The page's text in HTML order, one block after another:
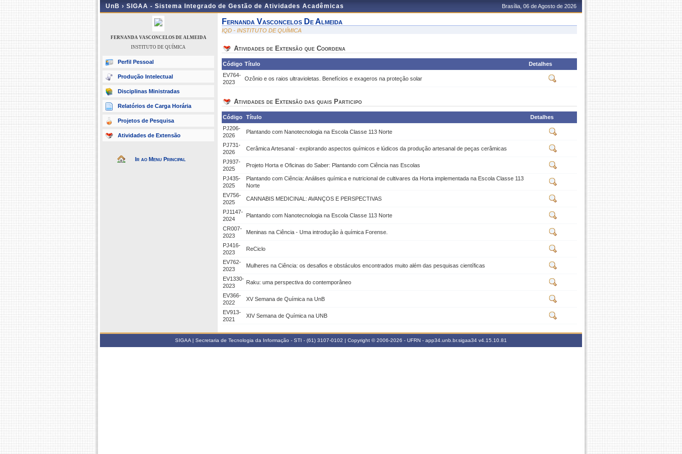
UnB › SIGAA - Sistema Integrado de Gestão de Atividades Acadêmicas Brasília, 06 de Agosto de 2026
FERNANDA VASCONCELOS DE ALMEIDA
INSTITUTO DE QUÍMICA
Perfil Pessoal
Produção Intelectual
Disciplinas Ministradas
Relatórios de Carga Horária
Projetos de Pesquisa
Atividades de Extensão
Ir ao Menu Principal
Fernanda Vasconcelos De Almeida
IQD - INSTITUTO DE QUÍMICA
Atividades de Extensão que Coordena
Código Título
Detalhes
EV764-
2023
Ozônio e os raios ultravioletas. Benefícios e exageros na proteção solar
Atividades de Extensão das quais Participo
Código Título
Detalhes
PJ206-
2026
Plantando com Nanotecnologia na Escola Classe 113 Norte
PJ731-
2026
Cerâmica Artesanal - explorando aspectos químicos e lúdicos da produção artesanal de peças cerâmicas
PJ937-
2025
Projeto Horta e Oficinas do Saber: Plantando com Ciência nas Escolas
PJ435-
2025
Plantando com Ciência: Análises química e nutricional de cultivares da Horta implementada na Escola Classe 113
Norte
EV756-
2025
CANNABIS MEDICINAL: AVANÇOS E PERSPECTIVAS
PJ1147-
2024
Plantando com Nanotecnologia na Escola Classe 113 Norte
CR007-
2023
Meninas na Ciência - Uma introdução à química Forense.
PJ416-
2023
ReCiclo
EV762-
2023
Mulheres na Ciência: os desafios e obstáculos encontrados muito além das pesquisas científicas
EV1330-
2023
Raku: uma perspectiva do contemporâneo
EV366-
2022
XV Semana de Química na UnB
EV913-
2021
XIV Semana de Química na UNB
SIGAA | Secretaria de Tecnologia da Informação - STI - (61) 3107-0102 | Copyright © 2006-2026 - UFRN - app34.unb.br.sigaa34 v4.15.10.81